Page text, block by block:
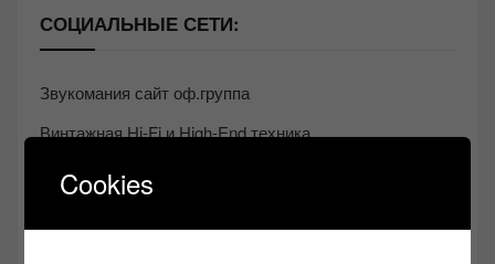
СОЦИАЛЬНЫЕ СЕТИ:
Звукомания сайт оф.группа
Винтажная Hi-Fi и High-End техника
Контакт
Cookies